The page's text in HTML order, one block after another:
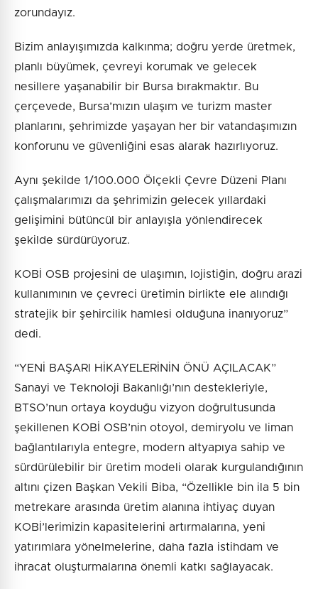
zorundayız.
Bizim anlayışımızda kalkınma; doğru yerde üretmek,
planlı büyümek, çevreyi korumak ve gelecek
nesillere yaşanabilir bir Bursa bırakmaktır. Bu
çerçevede, Bursa’mızın ulaşım ve turizm master
planlarını, şehrimizde yaşayan her bir vatandaşımızın
konforunu ve güvenliğini esas alarak hazırlıyoruz.
Aynı şekilde 1/100.000 Ölçekli Çevre Düzeni Planı
çalışmalarımızı da şehrimizin gelecek yıllardaki
gelişimini bütüncül bir anlayışla yönlendirecek
şekilde sürdürüyoruz.
KOBİ OSB projesini de ulaşımın, lojistiğin, doğru arazi
kullanımının ve çevreci üretimin birlikte ele alındığı
stratejik bir şehircilik hamlesi olduğuna inanıyoruz”
dedi.
“YENİ BAŞARI HİKAYELERİNİN ÖNÜ AÇILACAK”
Sanayi ve Teknoloji Bakanlığı’nın destekleriyle,
BTSO’nun ortaya koyduğu vizyon doğrultusunda
şekillenen KOBİ OSB’nin otoyol, demiryolu ve liman
bağlantılarıyla entegre, modern altyapıya sahip ve
sürdürülebilir bir üretim modeli olarak kurgulandığının
altını çizen Başkan Vekili Biba, “Özellikle bin ila 5 bin
metrekare arasında üretim alanına ihtiyaç duyan
KOBİ’lerimizin kapasitelerini artırmalarına, yeni
yatırımlara yönelmelerine, daha fazla istihdam ve
ihracat oluşturmalarına önemli katkı sağlayacak.